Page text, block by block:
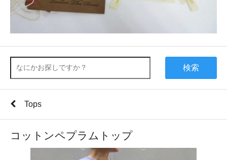
検索
Tops
コットンペプラムトップ